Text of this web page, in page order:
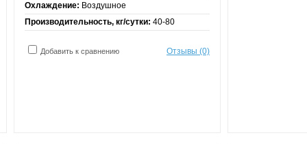
Охлаждение: Воздушное
Производительность, кг/сутки: 40-80
Добавить к сравнению Отзывы (0)